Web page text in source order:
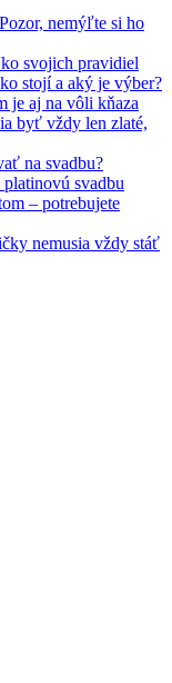
nemýľte si ho
svojich pravidiel
stojí a aký je výber?
je aj na vôli kňaza
byť vždy len zlaté,
na svadbu?
svadbu
– potrebujete
nemusia vždy stáť